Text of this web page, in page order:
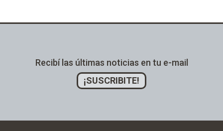
Recibí las últimas noticias en tu e-mail
¡SUSCRIBITE!